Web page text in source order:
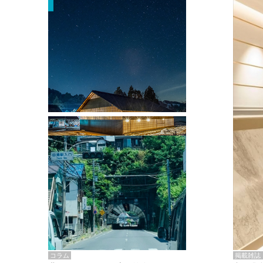
掲載雑誌
掲載雑誌・書籍
『街歩き研修「アールデコとモダニズ
ム、和風バロック」』のレポート記事が
掲載
コラム